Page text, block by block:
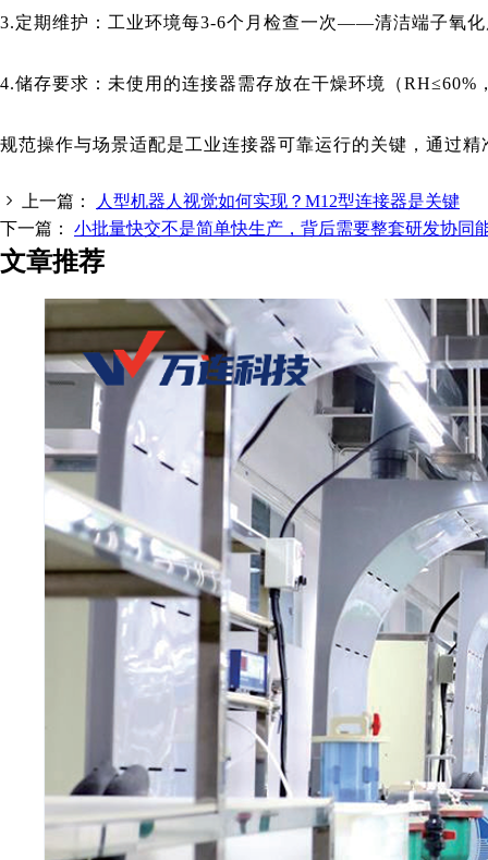
3.定期维护：工业环境每3-6个月检查一次——清洁端子氧
4.储存要求：未使用的连接器需存放在干燥环境（
规范操作与场景适配是工业连接器可靠运行的关键，通过
上一篇：
人型机器人视觉如何实现？M12型连接器是关键
下一篇： 小批量快交不是简单快生产，背后需要整套研发协同
文章推荐